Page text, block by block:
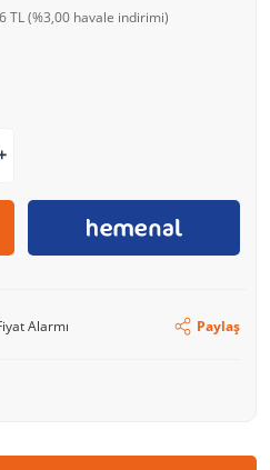
TL (%3,00 havale indirimi)
Alarmı Paylaş